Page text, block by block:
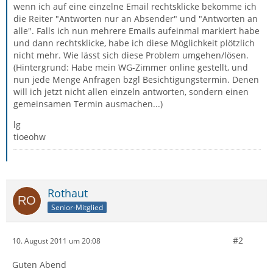
wenn ich auf eine einzelne Email rechtsklicke bekomme ich
die Reiter "Antworten nur an Absender" und "Antworten an
alle". Falls ich nun mehrere Emails aufeinmal markiert habe
und dann rechtsklicke, habe ich diese Möglichkeit plötzlich
nicht mehr. Wie lässt sich diese Problem umgehen/lösen.
(Hintergrund: Habe mein WG-Zimmer online gestellt, und
nun jede Menge Anfragen bzgl Besichtigungstermin. Denen
will ich jetzt nicht allen einzeln antworten, sondern einen
gemeinsamen Termin ausmachen...)
lg
tioeohw
Rothaut
Senior-Mitglied
10. August 2011 um 20:08 #2
Guten Abend